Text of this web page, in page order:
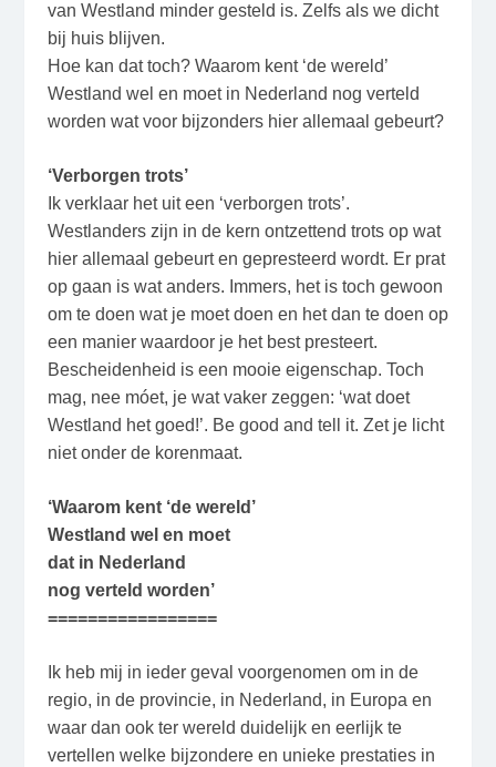
van Westland minder gesteld is. Zelfs als we dicht
bij huis blijven.
Hoe kan dat toch? Waarom kent ‘de wereld’
Westland wel en moet in Nederland nog verteld
worden wat voor bijzonders hier allemaal gebeurt?
‘Verborgen trots’
Ik verklaar het uit een ‘verborgen trots’.
Westlanders zijn in de kern ontzettend trots op wat
hier allemaal gebeurt en gepresteerd wordt. Er prat
op gaan is wat anders. Immers, het is toch gewoon
om te doen wat je moet doen en het dan te doen op
een manier waardoor je het best presteert.
Bescheidenheid is een mooie eigenschap. Toch
mag, nee móet, je wat vaker zeggen: ‘wat doet
Westland het goed!’. Be good and tell it. Zet je licht
niet onder de korenmaat.
‘Waarom kent ‘de wereld’
Westland wel en moet
dat in Nederland
nog verteld worden’
=================
Ik heb mij in ieder geval voorgenomen om in de
regio, in de provincie, in Nederland, in Europa en
waar dan ook ter wereld duidelijk en eerlijk te
vertellen welke bijzondere en unieke prestaties in